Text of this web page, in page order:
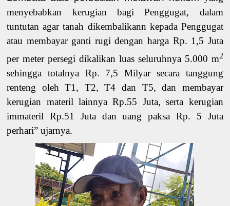
menyebabkan kerugian bagi Penggugat, dalam
tuntutan agar tanah dikembalikann kepada Penggugat
atau membayar ganti rugi dengan harga Rp. 1,5 Juta
per meter persegi dikalikan luas seluruhnya 5.000 m2
sehingga totalnya Rp. 7,5 Milyar secara tanggung
renteng oleh T1, T2, T4 dan T5, dan membayar
kerugian materil lainnya Rp.55 Juta, serta kerugian
immateril Rp.51 Juta dan uang paksa Rp. 5 Juta
perhari” ujarnya.